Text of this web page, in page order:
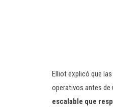
Elliot explicó que
operativos antes de
escalable que